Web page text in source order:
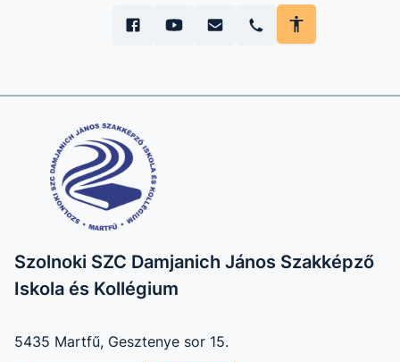
Szolnoki SZC Damjanich János Szakképző
Iskola és Kollégium
5435 Martfű, Gesztenye sor 15.